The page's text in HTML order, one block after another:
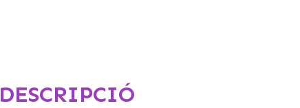
DESCRIPCIÓ